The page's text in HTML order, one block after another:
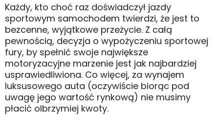
Każdy, kto choć raz doświadczył jazdy
sportowym samochodem twierdzi, że jest to
bezcenne, wyjątkowe przeżycie. Z całą
pewnością, decyzja o wypożyczeniu sportowej
fury, by spełnić swoje największe
motoryzacyjne marzenie jest jak najbardziej
usprawiedliwiona. Co więcej, za wynajem
luksusowego auta (oczywiście biorąc pod
uwagę jego wartość rynkową) nie musimy
płacić olbrzymiej kwoty.